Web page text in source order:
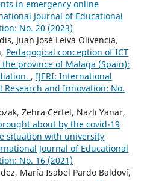
in emergency online
Journal of Educational
No. 20 (2023)
Juan José Leiva Olivencia,
Pedagogical conception of ICT
province of Malaga (Spain):
, IJERI: International
Research and Innovation: No.
Zehra Certel, Nazlı Yanar,
about by the covid-19
situation with university
Journal of Educational
No. 16 (2021)
María Isabel Pardo Baldoví,